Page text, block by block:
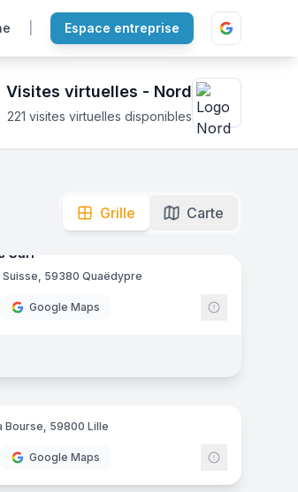
Espace entreprise
Visites virtuelles - Nord
221 visites virtuelles disponibles
Grille
Carte
16
Sarl
Suisse, 59380 Quaëdypre
Google Maps
Bourse, 59800 Lille
Google Maps